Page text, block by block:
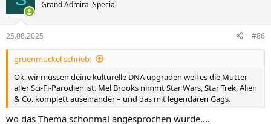
Grand Admiral Special
25.08.2025 #86
gruenmuckel schrieb:
Ok, wir müssen deine kulturelle DNA upgraden weil es die Mutter
aller Sci-Fi-Parodien ist. Mel Brooks nimmt Star Wars, Star Trek, Alien
& Co. komplett auseinander – und das mit legendären Gags.
wo das Thema schonmal angesprochen wurde....